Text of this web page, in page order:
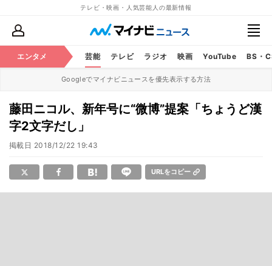
テレビ・映画・人気芸能人の最新情報
エンタメ 芸能 テレビ ラジオ 映画 YouTube BS・
Googleでマイナビニュースを優先表示する方法
藤田ニコル、新年号に“微博”提案「ちょうど漢
字2文字だし」
掲載日 2018/12/22 19:43
URLをコピー